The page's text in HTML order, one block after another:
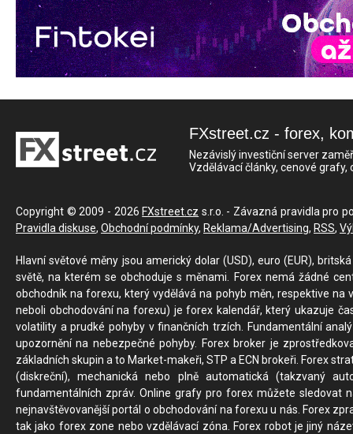
FXstreet.cz - forex,
Nezávislý investiční server
Vzdělávací články, cenové
Copyright © 2009 - 2026 FXstreet.cz s.r.o. - Závazná pravidla pro
Pravidla diskuse, Obchodní podmínky, Reklama/Advertising, RSS,
Hlavní světové měny jsou americký dolar (USD), euro (EUR),
světě, na kterém se obchoduje s měnami. Forex nemá žádné
obchodník na forexu, který vydělává na pohyb měn, respektive
neboli obchodování na forexu) je forex kalendář, který ukazuje
volatility a prudké pohyby v finančních trzích. Fundamentální
upozornění na nebezpečné pohyby. Forex broker je
základních skupin a to Market-makeři, STP a ECN brokeři. Forex
(diskreční), mechanická nebo plně automatická (takzvaný
fundamentálních zpráv. Online grafy pro forex můžete sledovat
nejnavštěvovanější portál o obchodování na forexu u nás. Forex
tak jako forex zone nebo vzdělávací zóna. Forex robot je jiný